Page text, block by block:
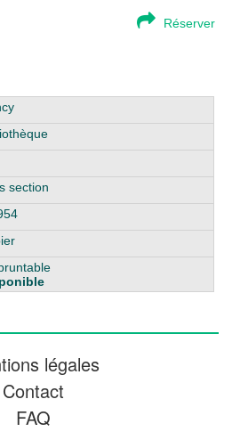
Réserver
section
légales
Contact
FAQ